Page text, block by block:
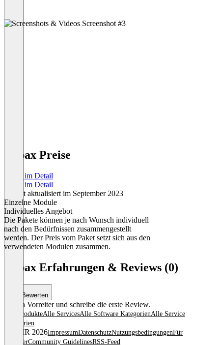
Lupax Preise
Preise im Detail
Preise im Detail
Zuletzt aktualisiert im September 2023
Einzelne Module
Individuelles Angebot
Die Pakete können je nach Wunsch individuell
nach den Bedürfnissen zusammengestellt
werden. Der Preis vom Paket setzt sich aus den
verwendeten Modulen zusammen.
Lupax Erfahrungen & Reviews (0)
Bewerten
Sei ein Vorreiter und schreibe die erste Review.
Alle ProdukteAlle ServicesAlle Software KategorienAlle Service
Kategorien
© OMR 2026ImpressumDatenschutzNutzungsbedingungenFür
AnbieterCommunity GuidelinesRSS-Feed